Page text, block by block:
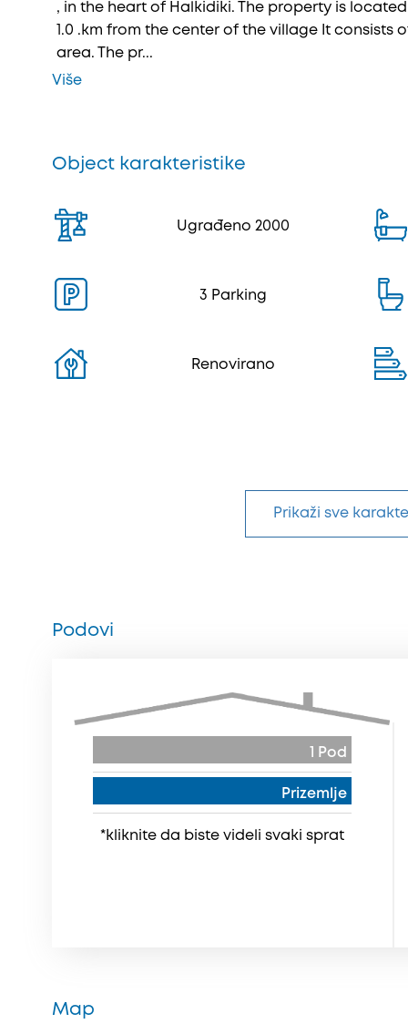
, in the heart of Halkidiki. The property is located
1.0 .km from the center of the village It consists
area. The pr...
Više
Object karakteristike
Ugrađeno 2000
3 Parking
Renovirano
Prikaži sve
Podovi
1 Pod
Prizemlje
*kliknite da biste videli svaki sprat
Map